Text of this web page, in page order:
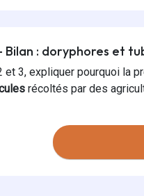
: doryphores et
et 3, expliquer pourquoi la
récoltés par des